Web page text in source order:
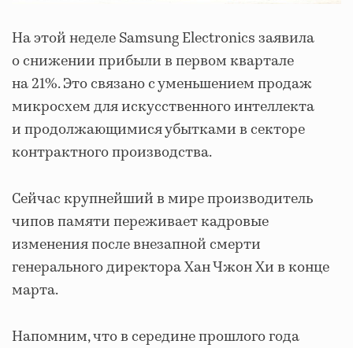
На этой неделе Samsung Electronics заявила
о снижении прибыли в первом квартале
на 21%. Это связано с уменьшением продаж
микросхем для искусственного интеллекта
и продолжающимися убытками в секторе
контрактного производства.
Сейчас крупнейший в мире производитель
чипов памяти переживает кадровые
изменения после внезапной смерти
генерального директора Хан Чжон Хи в конце
марта.
Напомним, что в середине прошлого года